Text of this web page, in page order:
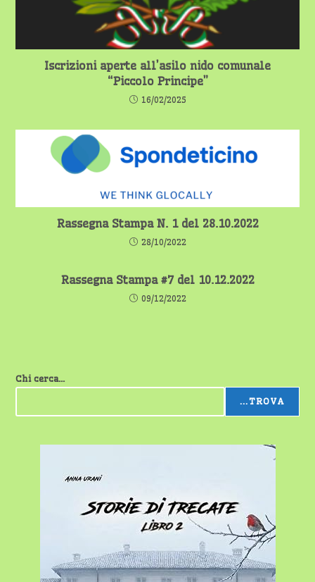
Iscrizioni aperte all’asilo nido comunale
“Piccolo Principe”
16/02/2025
Rassegna Stampa N. 1 del 28.10.2022
28/10/2022
Rassegna Stampa #7 del 10.12.2022
09/12/2022
Chi cerca...
...TROVA